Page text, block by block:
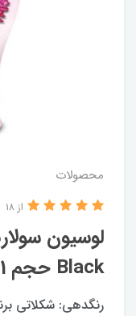
محصولات
Black حجم 221 میل
از 18
رنگدهی: شكلاتى